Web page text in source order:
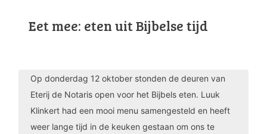
Eet mee: eten uit Bijbelse tijd
Op donderdag 12 oktober stonden de deuren van
Eterij de Notaris open voor het Bijbels eten. Luuk
Klinkert had een mooi menu samengesteld en heeft
weer lange tijd in de keuken gestaan om ons te